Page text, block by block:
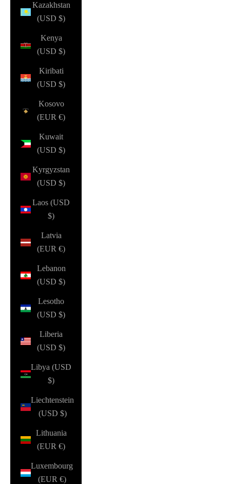
Kazakhstan
(USD $)
Kenya
(USD $)
Kiribati
(USD $)
Kosovo
(EUR €)
Kuwait
(USD $)
Kyrgyzstan
(USD $)
Laos (USD
$)
Latvia
(EUR €)
Lebanon
(USD $)
Lesotho
(USD $)
Liberia
(USD $)
Libya (USD
$)
Liechtenstein
(USD $)
Lithuania
(EUR €)
Luxembourg
(EUR €)